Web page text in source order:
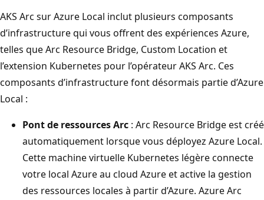
AKS Arc sur Azure Local inclut plusieurs composants
d’infrastructure qui vous offrent des expériences Azure,
telles que Arc Resource Bridge, Custom Location et
l’extension Kubernetes pour l’opérateur AKS Arc. Ces
composants d’infrastructure font désormais partie d’Azure
Local :
Pont de ressources Arc : Arc Resource Bridge est créé
automatiquement lorsque vous déployez Azure Local.
Cette machine virtuelle Kubernetes légère connecte
votre local Azure au cloud Azure et active la gestion
des ressources locales à partir d’Azure. Azure Arc